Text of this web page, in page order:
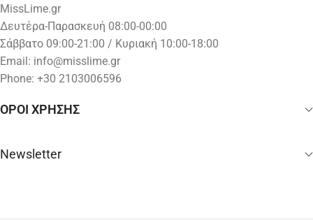
MissLime.gr
Δευτέρα-Παρασκευή 08:00-00:00
Σάββατο 09:00-21:00 / Κυριακή 10:00-18:00
Email: info@misslime.gr
Phone: +30 2103006596
ΟΡΟΙ ΧΡΗΣΗΣ
Newsletter